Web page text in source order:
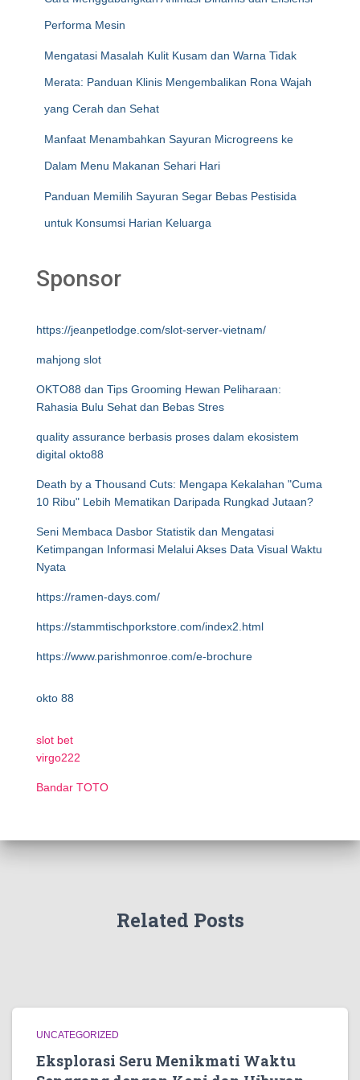
Performa Mesin
Mengatasi Masalah Kulit Kusam dan Warna Tidak
Merata: Panduan Klinis Mengembalikan Rona Wajah
yang Cerah dan Sehat
Manfaat Menambahkan Sayuran Microgreens ke
Dalam Menu Makanan Sehari Hari
Panduan Memilih Sayuran Segar Bebas Pestisida
untuk Konsumsi Harian Keluarga
Sponsor
https://jeanpetlodge.com/slot-server-vietnam/
mahjong slot
OKTO88 dan Tips Grooming Hewan Peliharaan:
Rahasia Bulu Sehat dan Bebas Stres
quality assurance berbasis proses dalam ekosistem
digital okto88
Death by a Thousand Cuts: Mengapa Kekalahan "Cuma
10 Ribu" Lebih Mematikan Daripada Rungkad Jutaan?
Seni Membaca Dasbor Statistik dan Mengatasi
Ketimpangan Informasi Melalui Akses Data Visual Waktu
Nyata
https://ramen-days.com/
https://stammtischporkstore.com/index2.html
https://www.parishmonroe.com/e-brochure
okto 88
slot bet
virgo222
Bandar TOTO
Related Posts
UNCATEGORIZED
Eksplorasi Seru Menikmati Waktu